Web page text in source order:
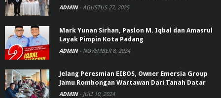
ADMIN - AGUSTUS 27, 2025
Mark Yunan Sirhan, Paslon M. Iqbal dan Amasrul
Layak Pimpin Kota Padang
ADMIN - NOVEMBER 8, 2024
Jelang Peresmian EIBOS, Owner Emersia Group
Jamu Rombongan Wartawan Dari Tanah Datar
ADMIN - JULI 10, 2024